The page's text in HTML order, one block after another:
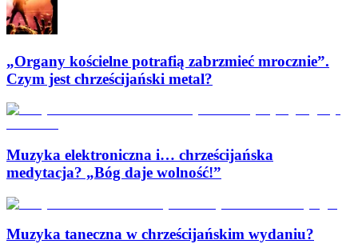
„Organy kościelne potrafią zabrzmieć mrocznie”.
Czym jest chrześcijański metal?
Muzyka elektroniczna i… chrześcijańska
medytacja? „Bóg daje wolność!”
Muzyka taneczna w chrześcijańskim wydaniu?